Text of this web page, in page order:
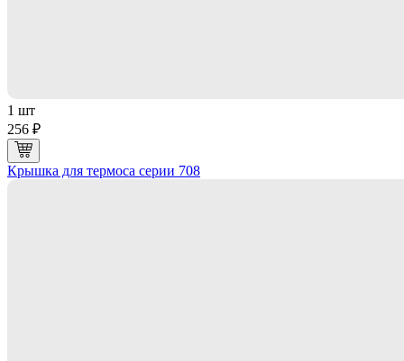
1 шт
256 ₽
Крышка для термоса серии 708